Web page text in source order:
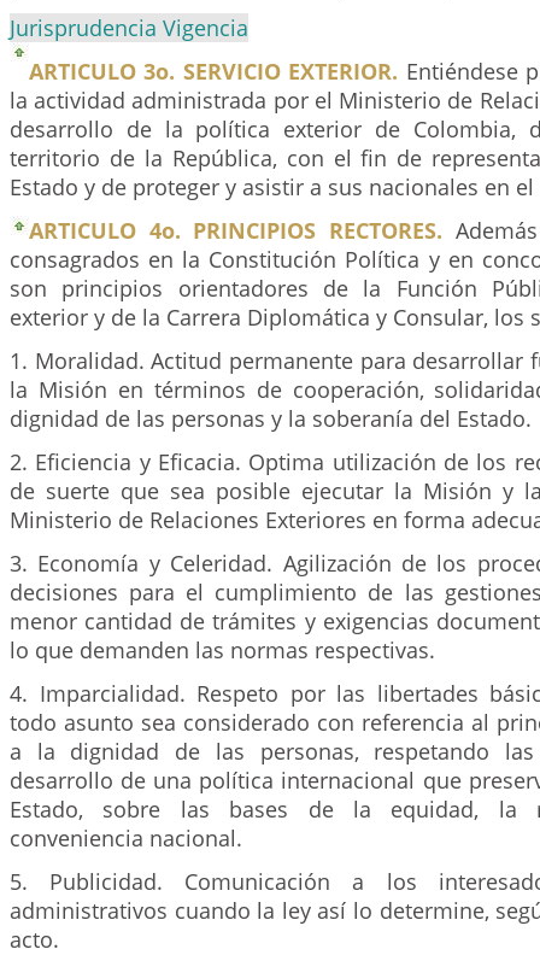
Jurisprudencia Vigencia
ARTICULO 3o. SERVICIO EXTERIOR. Entiéndese
la actividad administrada por el Ministerio de
desarrollo de la política exterior de Colombia,
territorio de la República, con el fin de
Estado y de proteger y asistir a sus nacionales en
ARTICULO 4o. PRINCIPIOS RECTORES.
consagrados en la Constitución Política y en
son principios orientadores de la Función
exterior y de la Carrera Diplomática y Consular, los
1. Moralidad. Actitud permanente para desarrollar
la Misión en términos de cooperación,
dignidad de las personas y la soberanía del Estado.
2. Eficiencia y Eficacia. Optima utilización de los
de suerte que sea posible ejecutar la Misión y
Ministerio de Relaciones Exteriores en forma
3. Economía y Celeridad. Agilización de los
decisiones para el cumplimiento de las
menor cantidad de trámites y exigencias
lo que demanden las normas respectivas.
4. Imparcialidad. Respeto por las libertades
todo asunto sea considerado con referencia al
a la dignidad de las personas, respetando
desarrollo de una política internacional que
Estado, sobre las bases de la equidad, la
conveniencia nacional.
5. Publicidad. Comunicación a los
administrativos cuando la ley así lo determine,
acto.